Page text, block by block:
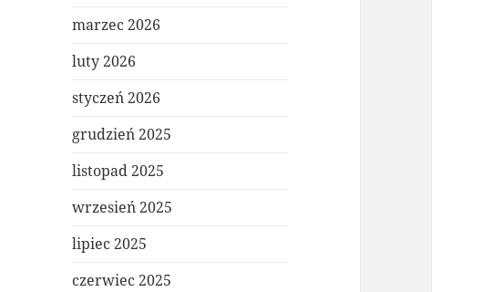
marzec 2026
luty 2026
styczeń 2026
grudzień 2025
listopad 2025
wrzesień 2025
lipiec 2025
czerwiec 2025